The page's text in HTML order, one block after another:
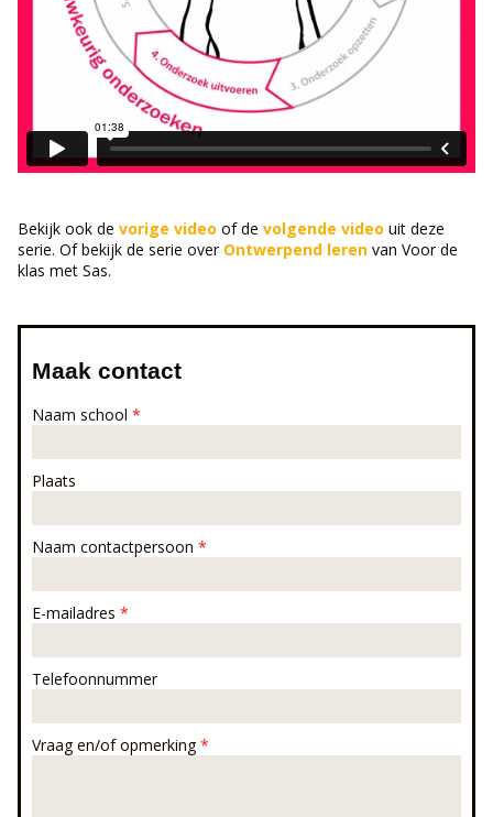
Bekijk ook de vorige video of de volgende video uit deze
serie. Of bekijk de serie over Ontwerpend leren van Voor de
klas met Sas.
Maak contact
Naam school *
Plaats
Naam contactpersoon *
E-mailadres *
Telefoonnummer
Vraag en/of opmerking*